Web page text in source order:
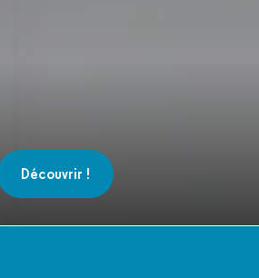
Découvrir !